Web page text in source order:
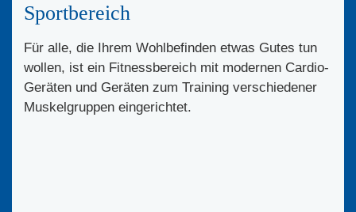
Sportbereich
Für alle, die Ihrem Wohlbefinden etwas Gutes tun
wollen, ist ein Fitnessbereich mit modernen Cardio-
Geräten und Geräten zum Training verschiedener
Muskelgruppen eingerichtet.